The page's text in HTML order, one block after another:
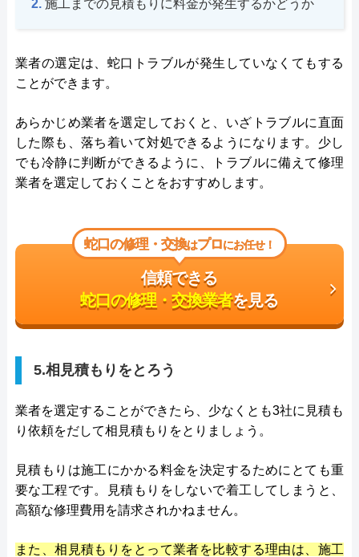
施工までの見積もりに料金が発生するかどうか
業者の選定は、蛇口トラブルが発生していなくてもする
ことができます。
あらかじめ業者を選定しておくと、いざトラブルに直面
した際も、落ち着いて対処できるようになります。少し
でも冷静に判断ができるように、トラブルに備えて修理
業者を選定しておくことをおすすめします。
蛇口の修理・交換はプロにお任せ！
信頼できる
蛇口の修理・交換業者を見る
5.相見積もりをとろう
業者を選定することができたら、少なくとも3社に見積も
り依頼をだして相見積もりをとりましょう。
見積もりは施工にかかる料金を決定するためにとても重
要な工程です。見積もりをしないで着工してしまうと、
高額な修理費用を請求されかねません。
また、相見積もりをとって業者を比較する理由は、施工